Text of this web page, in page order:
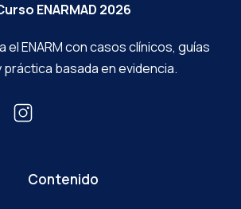
ENARMAD 2026
el ENARM con casos clínicos, guías
práctica basada en evidencia.
Contenido